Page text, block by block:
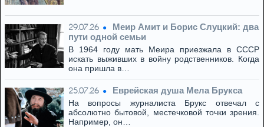
29.07.26
Меир Амит и Борис Слуцкий: два
пути одной семьи
В 1964 году мать Меира приезжала в СССР
искать выживших в войну родственников. Когда
она пришла в…
25.07.26 Eвpeйская душа Мела Брукса
На вопросы журналиста Брукс отвечал с
абсолютно бытовой, местечковой точки зрения.
Например, он…